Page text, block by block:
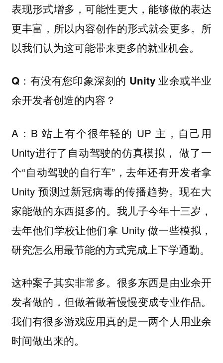
表现形式增多，可能性更大，能够做的表达
更丰富，所以内容创作的形式就会更多。所
以我们认为这可能带来更多的就业机会。
Q：有没有您印象深刻的 Unity 业余或半业
余开发者创造的内容？
A：B 站上有个很年轻的 UP 主，自己用
Unity进行了自动驾驶的仿真模拟， 做了一
个“自动驾驶的自行车”，去年还有开发者拿
Unity 预测过新冠病毒的传播趋势。现在大
家能做的东西挺多的。我儿子今年十三岁，
去年他们学校让他们拿 Unity 做一些模拟，
研究怎么用最节能的方式完成上下学通勤。
这种案子其实非常多。很多东西是由业余开
发者做的，但做着做着慢慢变成专业作品。
我们有很多游戏应用真的是一两个人用业余
时间做出来的。